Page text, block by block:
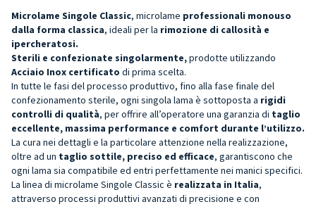
Microlame Singole Classic, microlame professionali monouso
dalla forma classica, ideali per la rimozione di callosità e
ipercheratosi.
Sterili e confezionate singolarmente,prodotte utilizzando
Acciaio Inox certificato di prima scelta.
In tutte le fasi del processo produttivo, fino alla fase finale del
confezionamento sterile, ogni singola lama è sottoposta a rigidi
controlli di qualità, per offrire all’operatore una garanzia di taglio
eccellente, massima performance e comfort durante l’utilizzo.
La cura nei dettagli e la particolare attenzione nella realizzazione,
oltre ad un taglio sottile, preciso ed efficace, garantiscono che
ogni lama sia compatibile ed entri perfettamente nei manici specifici.
La linea di microlame Singole Classic è realizzata in Italia,
attraverso processi produttivi avanzati di precisione e con